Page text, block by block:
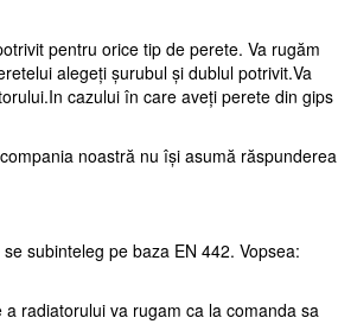
pentru orice tip de perete. Va rugăm
alegeți șurubul și dublul potrivit.Va
cazului în care aveți perete din gips
noastră nu își asumă răspunderea
subinteleg pe baza EN 442. Vopsea:
radiatorului va rugam ca la comanda sa